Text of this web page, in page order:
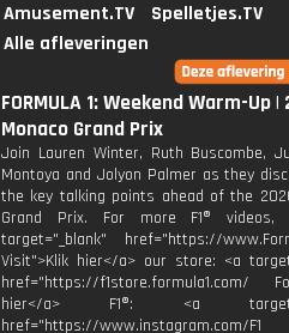
Amusement.TV
Spelletjes.TV
Alle afleveringen
FORMULA 1: Weekend Warm-Up |
Monaco Grand Prix
Join Lauren Winter, Ruth Buscombe,
Montoya and Jolyon Palmer as they
the key talking points ahead of the
Grand Prix. For more F1®
target="_blank" href="https://
Visit">Klik hier</a> our store: <a
href="https://f1store.formula1.com/
hier</a> F1®: <a
href="https://www.instagram.com/F1